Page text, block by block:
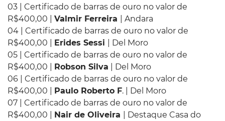
03 | Certificado de barras de ouro no valor de
R$400,00 | Valmir Ferreira
| Andara
04 | Certificado de barras de ouro no valor de
R$400,00 | Erides Sessi
| Del Moro
05 | Certificado de barras de ouro no valor de
R$400,00 | Robson Silva | Del Moro
06 | Certificado de barras de ouro no valor de
R$400,00 | Paulo Roberto F. | Del Moro
07 | Certificado de barras de ouro no valor de
R$400,00 | Nair de Oliveira
| Destaque Casa do